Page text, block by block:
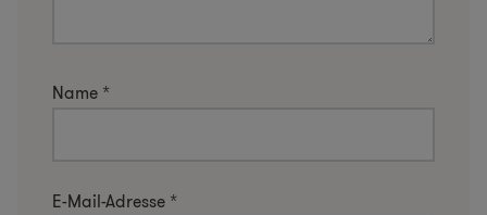
Name *
E-Mail-Adresse *